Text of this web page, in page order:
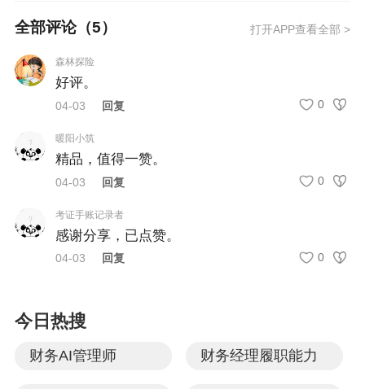
5.定制内训
6.财税新政直播解读 7.网络
课程畅听
更多会员内容，请查看>>
全部评论（5） 打开APP查看全部 >
森林探险
好评。
04-03 回复 0
暖阳小筑
精品，值得一赞。
04-03 回复 0
考证手账记录者
感谢分享，已点赞。
04-03 回复 0
今日热搜
财务AI管理师 财务经理履职能力